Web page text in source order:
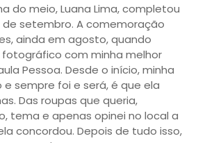
do meio, Luana Lima, completou
de setembro. A comemoração
ainda em agosto, quando
com minha melhor
Pessoa. Desde o início, minha
sempre foi e será, é que ela
Das roupas que queria,
tema e apenas opinei no local a
concordou. Depois de tudo isso,